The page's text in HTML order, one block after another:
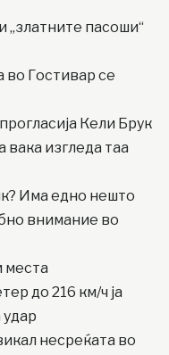
„златните пасоши“
во Гостивар се
Кели Брук
вака изгледа таа
Има едно нешто
внимание во
места
до 216 км/ч ја
удар
несреќата во